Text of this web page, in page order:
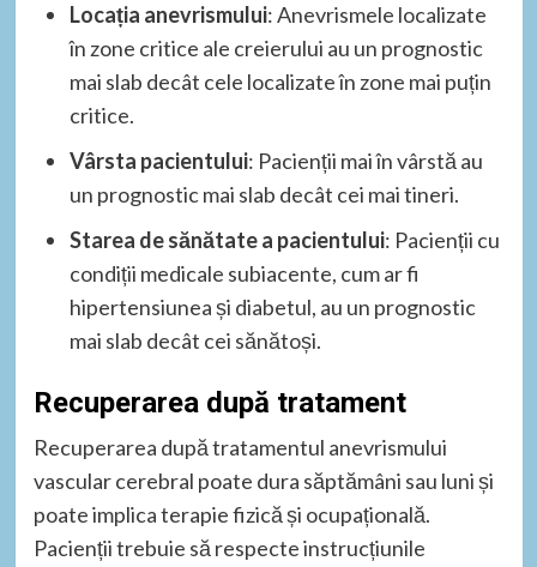
Locația anevrismului: Anevrismele localizate
în zone critice ale creierului au un prognostic
mai slab decât cele localizate în zone mai puțin
critice.
Vârsta pacientului: Pacienții mai în vârstă au
un prognostic mai slab decât cei mai tineri.
Starea de sănătate a pacientului: Pacienții cu
condiții medicale subiacente, cum ar fi
hipertensiunea și diabetul, au un prognostic
mai slab decât cei sănătoși.
Recuperarea după tratament
Recuperarea după tratamentul anevrismului
vascular cerebral poate dura săptămâni sau luni și
poate implica terapie fizică și ocupațională.
Pacienții trebuie să respecte instrucțiunile